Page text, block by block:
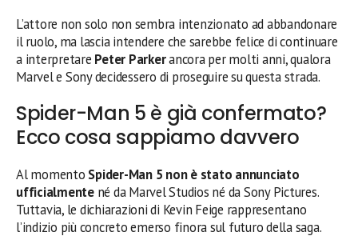
L’attore non solo non sembra intenzionato ad abbandonare
il ruolo, ma lascia intendere che sarebbe felice di continuare
a interpretare Peter Parkerancora per molti anni, qualora
Marvel e Sony decidessero di proseguire su questa strada.
Spider-Man 5 è già confermato?
Ecco cosa sappiamo davvero
Al momento Spider-Man 5 non è stato annunciato
ufficialmentené da Marvel Studios né da Sony Pictures.
Tuttavia, le dichiarazioni di Kevin Feige rappresentano
l’indizio più concreto emerso finora sul futuro della saga.